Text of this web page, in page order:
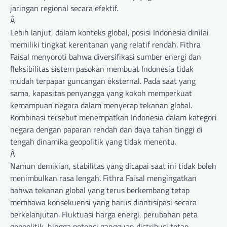
jaringan regional secara efektif.
Â
Lebih lanjut, dalam konteks global, posisi Indonesia dinilai
memiliki tingkat kerentanan yang relatif rendah. Fithra
Faisal menyoroti bahwa diversifikasi sumber energi dan
fleksibilitas sistem pasokan membuat Indonesia tidak
mudah terpapar guncangan eksternal. Pada saat yang
sama, kapasitas penyangga yang kokoh memperkuat
kemampuan negara dalam menyerap tekanan global.
Kombinasi tersebut menempatkan Indonesia dalam kategori
negara dengan paparan rendah dan daya tahan tinggi di
tengah dinamika geopolitik yang tidak menentu.
Â
Namun demikian, stabilitas yang dicapai saat ini tidak boleh
menimbulkan rasa lengah. Fithra Faisal mengingatkan
bahwa tekanan global yang terus berkembang tetap
membawa konsekuensi yang harus diantisipasi secara
berkelanjutan. Fluktuasi harga energi, perubahan peta